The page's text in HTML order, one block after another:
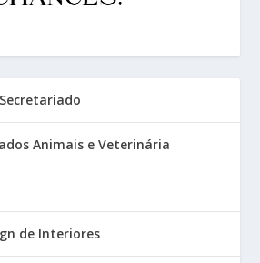
Animais e Veterinária
de Interiores